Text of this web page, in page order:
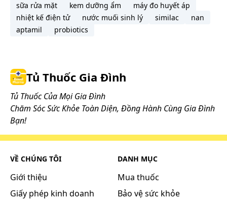
Tương tác thuốc:
Chưa ghi nhận tương tác bất lợi của Axol Procto
kiểm soát chặt chẽ từ bác sĩ điều trị.
Tương kỵ thuốc:
Cách bảo quản:
Sản phẩm cần được bảo quản nơi cao và thoáng
mát, nhiệt độ không quá 25 độ C.
sữa rửa mặt
kem dưỡng ẩm
máy đo huyết áp
nhiệt kế điện tử
nước muối sinh lý similac
nan
aptamil
probiotics
Tủ Thuốc Gia Đình
Tủ Thuốc Của Mọi Gia Đình
Chăm Sóc Sức Khỏe Toàn Diện, Đồng Hành Cùng Gia Đình
Bạn!
VỀ CHÚNG TÔI
Giới thiệu
Giấy phép kinh doanh
DANH MỤC
Mua thuốc
Bảo vệ sức khỏe